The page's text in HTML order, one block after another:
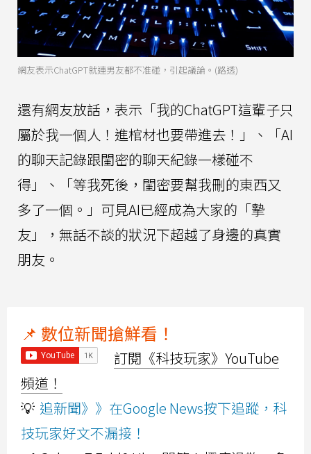
網友表示ChatGPT就連男友都不准碰，引起議論。(路透)
還有網友放話，表示「我的ChatGPT這輩子只
屬於我一個人！進棺材也要帶進去！」、「AI
的聊天記錄跟閨密的聊天紀錄一樣碰不
得」、「等我死後，閨密要幫我刪的東西又
多了一個。」可見AI已經成為大家的「摯
友」，無話不談的狀況下超越了身邊的真實
朋友。
📌 數位新聞搶鮮看！
訂閱《科技玩家》YouTube
頻道！
💡 追新聞》》在Google News按下追蹤，科
技玩家好文不漏接！